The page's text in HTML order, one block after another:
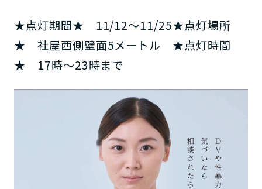
★点灯期間★ 11/12～11/25★点灯場所
★ 社屋西側壁面5メートル ★点灯時間
★ 17時～23時まで